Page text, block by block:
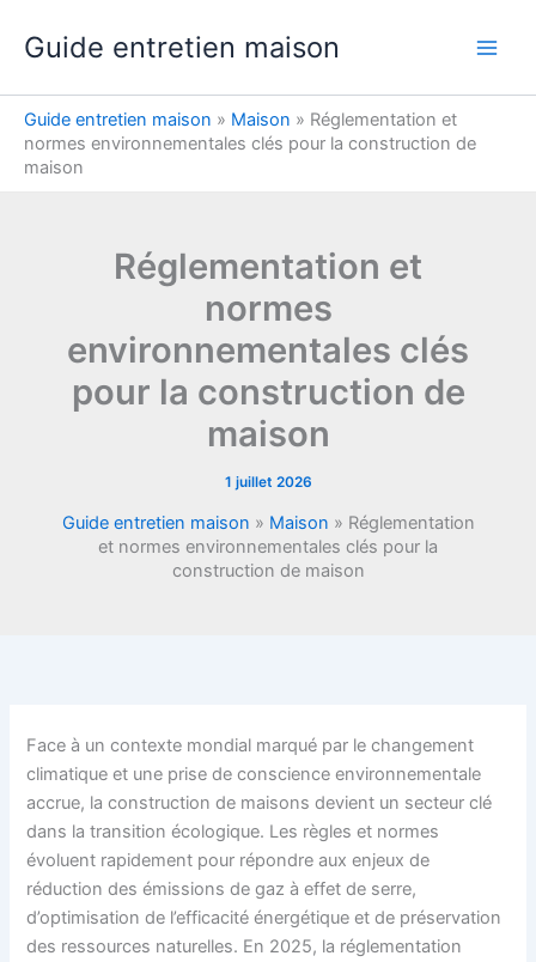
Guide entretien maison
Guide entretien maison » Maison » Réglementation et
normes environnementales clés pour la construction de
maison
Réglementation et
normes
environnementales clés
pour la construction de
maison
1 juillet 2026
Guide entretien maison » Maison » Réglementation
et normes environnementales clés pour la
construction de maison
Face à un contexte mondial marqué par le changement
climatique et une prise de conscience environnementale
accrue, la construction de maisons devient un secteur clé
dans la transition écologique. Les règles et normes
évoluent rapidement pour répondre aux enjeux de
réduction des émissions de gaz à effet de serre,
d’optimisation de l’efficacité énergétique et de préservation
des ressources naturelles. En 2025, la réglementation